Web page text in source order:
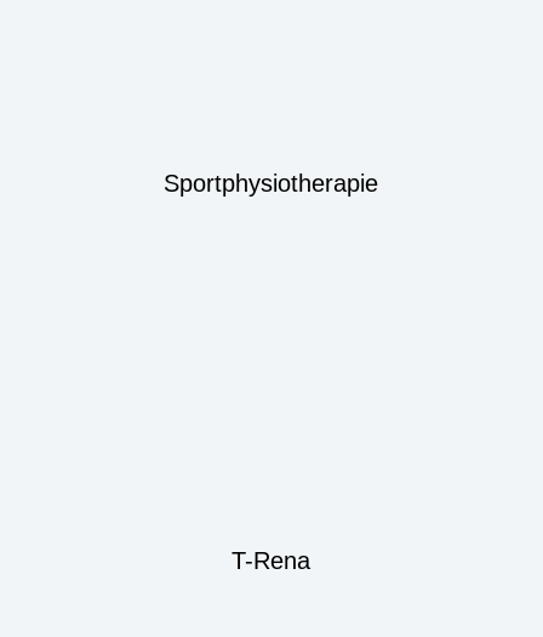
Sportphysiotherapie
T-Rena